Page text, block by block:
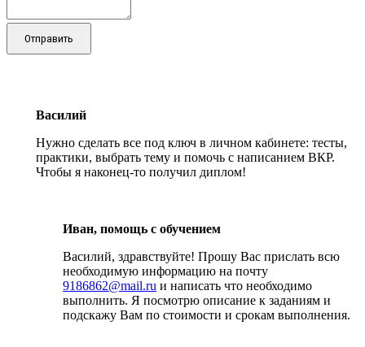
Отправить
Василий
Нужно сделать все под ключ в личном кабинете: тесты,
практики, выбрать тему и помочь с написанием ВКР.
Чтобы я наконец-то получил диплом!
Иван, помощь с обучением
Василий, здравствуйте! Прошу Вас прислать всю
необходимую информацию на почту
9186862@mail.ru и написать что необходимо
выполнить. Я посмотрю описание к заданиям и
подскажу Вам по стоимости и срокам выполнения.